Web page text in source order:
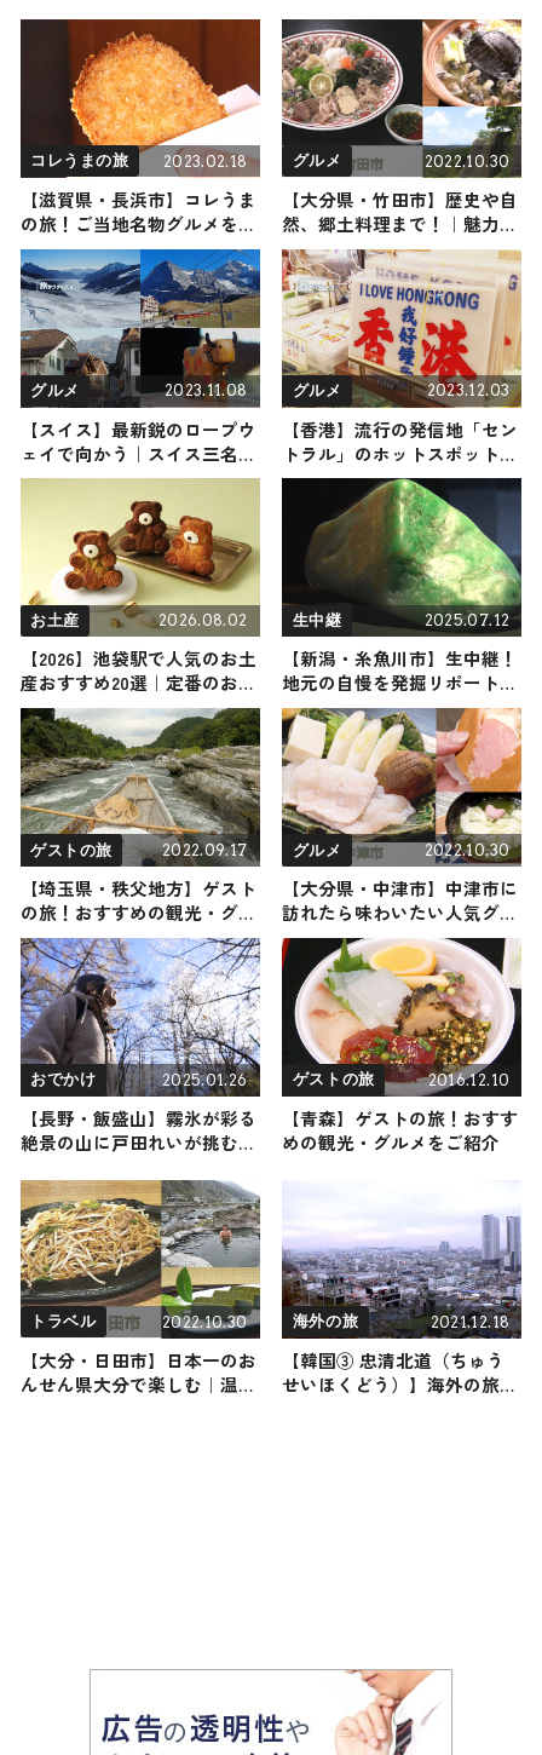
コレうまの旅 2023.02.18
【滋賀県・長浜市】コレうま
の旅！ご当地名物グルメをお
届け
グルメ 2022.10.30
【大分県・竹田市】歴史や自
然、郷土料理まで！｜魅力た
っぷりの竹田市を味わい尽く
すおすすめスポット6選
グルメ 2023.11.08
【スイス】最新鋭のロープウ
ェイで向かう｜スイス三名峰
と雄大な氷河・小さな村の伝
統工芸を体験しよう
グルメ 2023.12.03
【香港】流行の発信地「セン
トラル」のホットスポット＆
世界初・アナ雪の新エリアが
オープンの香港ディズニーラ
ンド
お土産 2026.08.02
【2026】池袋駅で人気のお土
産おすすめ20選｜定番のお菓
子から池袋駅限定、おしゃれ
なお土産、ばらまき用まで幅
広く紹介
生中継 2025.07.12
【新潟・糸魚川市】生中継！
地元の自慢を発掘リポート
2025年7月12日放送
ゲストの旅 2022.09.17
【埼玉県・秩父地方】ゲスト
の旅！おすすめの観光・グル
メをご紹介
グルメ 2022.10.30
【大分県・中津市】中津市に
訪れたら味わいたい人気グル
メ3選
おでかけ 2025.01.26
【長野・飯盛山】霧氷が彩る
絶景の山に戸田れいが挑む
画）
ゲストの旅 2016.12.10
【青森】ゲストの旅！おすす
めの観光・グルメをご紹介
トラベル 2022.10.30
【大分・日田市】日本一のお
んせん県大分で楽しむ｜温泉
海外の旅 2021.12.18
【韓国③ 忠清北道（ちゅう
せいほくどう）】海外の旅！